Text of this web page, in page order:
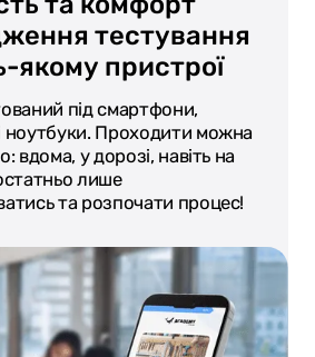
тестування
якому пристрої
під смартфони,
ноутбуки. Проходити можна
вдома, у дорозі, навіть на
лише
та розпочати процес!